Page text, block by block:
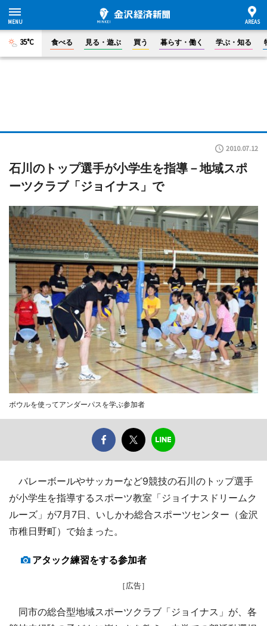
35°C 食べる 見る・遊ぶ 買う 暮らす・働く 学ぶ・知る
2010.07.12
石川のトップ選手が小学生を指導－地域スポ
ーツクラブ「ジョイナス」で
ボウルを使ってアンダーパスを学ぶ参加者
バレーボールやサッカーなど9競技の石川のトップ選手
が小学生を指導するスポーツ教室「ジョイナスドリームク
ルーズ」が7月7日、いしかわ総合スポーツセンター（金沢
市稚日野町）で始まった。
アタック練習をする参加者
［広告］
同市の総合型地域スポーツクラブ「ジョイナス」が、各